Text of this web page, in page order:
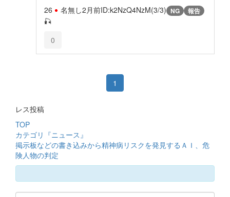
26 名無し2月前ID:k2NzQ4NzM(3/3) NG 報告
🎣
0
1
レス投稿
TOP
カテゴリ『ニュース』
掲示板などの書き込みから精神病リスクを発見するＡＩ、危
険人物の判定